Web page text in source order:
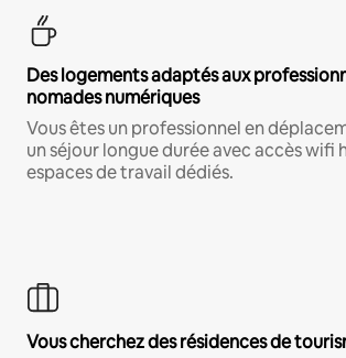
Des logements adaptés aux
nomades numériques
Vous êtes un professionnel en
un séjour longue durée avec accès wifi
espaces de travail dédiés.
Vous cherchez des résidences de